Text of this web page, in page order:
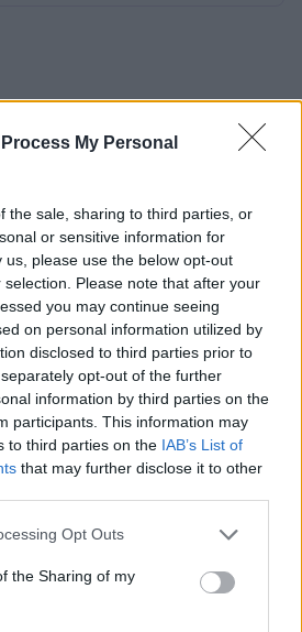
My Personal
the sale, sharing to third parties, or
or sensitive information for
please use the below opt-out
Please note that after your
you may continue seeing
on personal information utilized by
disclosed to third parties prior to
opt-out of the further
information by third parties on the
participants. This information may
to third parties on the IAB’s List of
that may further disclose it to other
app uses one or more Google
usage behaviour. You may click to
Google and its third-party tags to
specified purposes in below Google
Opt Outs
the Sharing of my